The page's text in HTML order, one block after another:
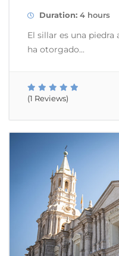
Duration: 4 hours
El sillar es una
ha otorgado...
(1 Reviews)